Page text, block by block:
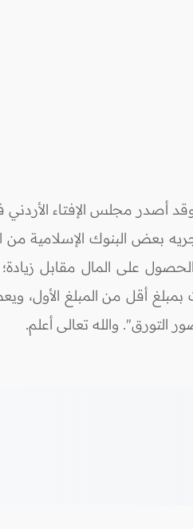
أصدر مجلس الإفتاء الأردني
بعض البنوك الإسلامية
على المال مقابل
أقل من المبلغ الأول،
والله تعالى أعلم.